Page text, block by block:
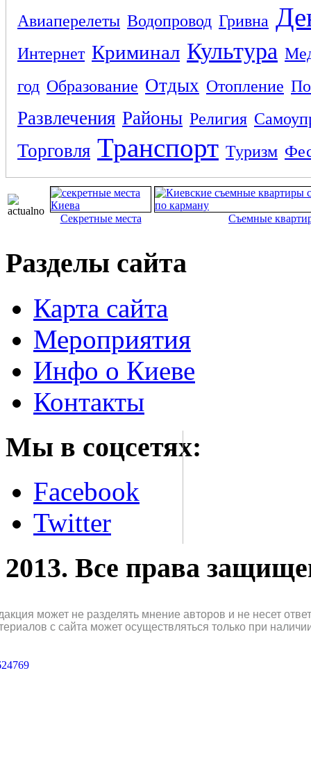
Авиаперелеты Водопровод Гривна
Интернет Криминал Культура
год Образование Отдых Отопление
Развлечения Районы Религия
Торговля Транспорт Туризм
Секретные места Съемные
Разделы сайта
Карта сайта
Мероприятия
Инфо о Киеве
Контакты
Мы в соцсетях:
Facebook
Twitter
2013. Все права
может не разделять мнение авторов и не несет
с сайта может осуществляться только при